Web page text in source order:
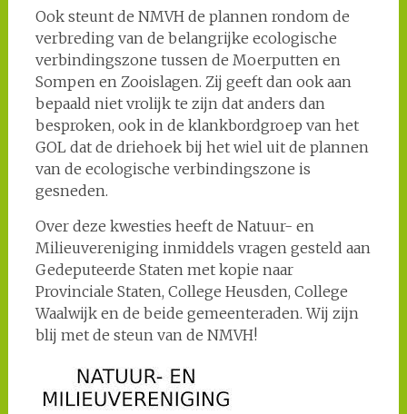
Ook steunt de NMVH de plannen rondom de
verbreding van de belangrijke ecologische
verbindingszone tussen de Moerputten en
Sompen en Zooislagen. Zij geeft dan ook aan
bepaald niet vrolijk te zijn dat anders dan
besproken, ook in de klankbordgroep van het
GOL dat de driehoek bij het wiel uit de plannen
van de ecologische verbindingszone is
gesneden.
Over deze kwesties heeft de Natuur- en
Milieuvereniging inmiddels vragen gesteld aan
Gedeputeerde Staten met kopie naar
Provinciale Staten, College Heusden, College
Waalwijk en de beide gemeenteraden. Wij zijn
blij met de steun van de NMVH!